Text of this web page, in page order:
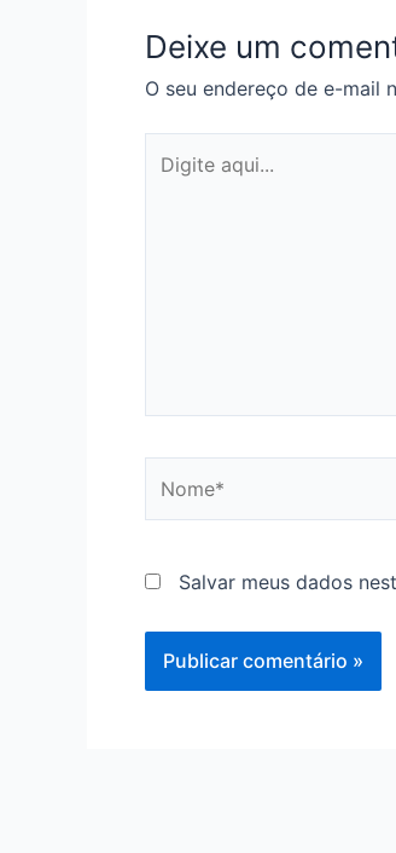
Deixe um
O seu endereço de e-mail
aqui...
Salvar meus dados